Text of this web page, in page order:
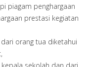
piagam penghargaan
prestasi kegiatan
orang tua diketahui